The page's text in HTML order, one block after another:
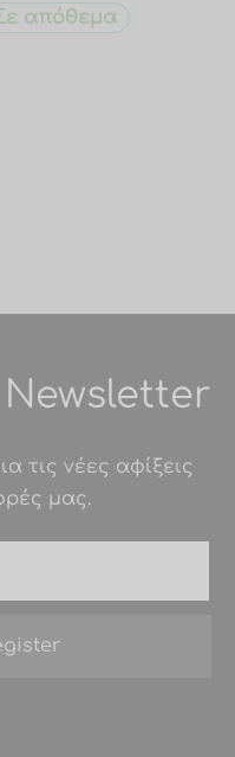
απόθεμα
τις νέες αφίξεις
μας.